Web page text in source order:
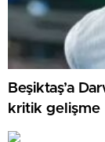
Beşiktaş’a
kritik gelişme